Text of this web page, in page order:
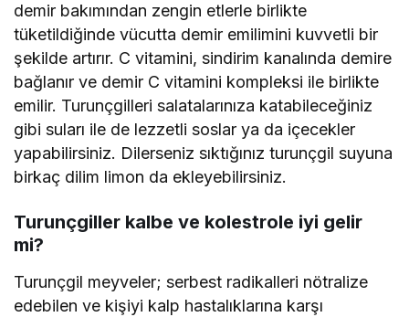
demir bakımından zengin etlerle birlikte
tüketildiğinde vücutta demir emilimini kuvvetli bir
şekilde artırır. C vitamini, sindirim kanalında demire
bağlanır ve demir C vitamini kompleksi ile birlikte
emilir. Turunçgilleri salatalarınıza katabileceğiniz
gibi suları ile de lezzetli soslar ya da içecekler
yapabilirsiniz. Dilerseniz sıktığınız turunçgil suyuna
birkaç dilim limon da ekleyebilirsiniz.
Turunçgiller kalbe ve kolestrole iyi gelir
mi?
Turunçgil meyveler; serbest radikalleri nötralize
edebilen ve kişiyi kalp hastalıklarına karşı